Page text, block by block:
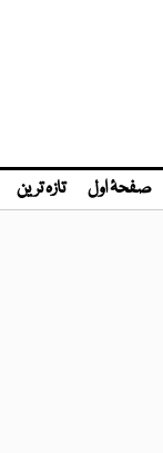
صفحۂ اول تازہ ترین